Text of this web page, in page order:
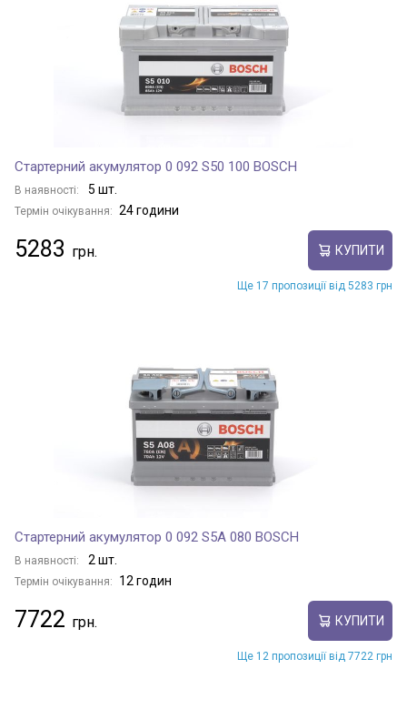
Стартерний акумулятор 0 092 S50 100 BOSCH
В наявності: 5 шт.
Термін очікування: 24 години
5283 КУПИТИ
Ще 17 пропозиції від 5283 грн
Стартерний акумулятор 0 092 S5A 080 BOSCH
В наявності: 2 шт.
Термін очікування: 12 годин
7722 КУПИТИ
Ще 12 пропозиції від 7722 грн